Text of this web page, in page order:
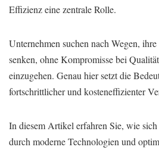
Effizienz eine zentrale Rolle.
Unternehmen suchen nach Wegen,
senken, ohne Kompromisse bei
einzugehen. Genau hier setzt die
fortschrittlicher und kosteneffizienter
In diesem Artikel erfahren Sie, wie
durch moderne Technologien und